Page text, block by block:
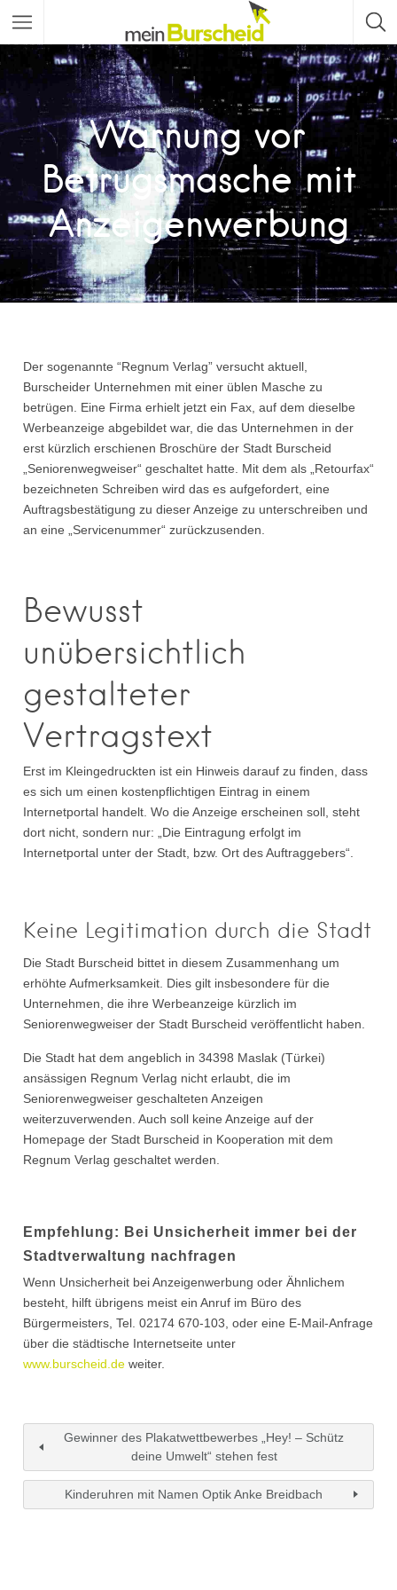
Warnung vor
Betrugsmasche mit
Anzeigenwerbung
Der sogenannte “Regnum Verlag” versucht aktuell,
Burscheider Unternehmen mit einer üblen Masche zu
betrügen. Eine Firma erhielt jetzt ein Fax, auf dem dieselbe
Werbeanzeige abgebildet war, die das Unternehmen in der
erst kürzlich erschienen Broschüre der Stadt Burscheid
„Seniorenwegweiser“ geschaltet hatte. Mit dem als „Retourfax“
bezeichneten Schreiben wird das es aufgefordert, eine
Auftragsbestätigung zu dieser Anzeige zu unterschreiben und
an eine „Servicenummer“ zurückzusenden.
Bewusst
unübersichtlich
gestalteter
Vertragstext
Erst im Kleingedruckten ist ein Hinweis darauf zu finden, dass
es sich um einen kostenpflichtigen Eintrag in einem
Internetportal handelt. Wo die Anzeige erscheinen soll, steht
dort nicht, sondern nur: „Die Eintragung erfolgt im
Internetportal unter der Stadt, bzw. Ort des Auftraggebers“.
Keine Legitimation durch die Stadt
Die Stadt Burscheid bittet in diesem Zusammenhang um
erhöhte Aufmerksamkeit. Dies gilt insbesondere für die
Unternehmen, die ihre Werbeanzeige kürzlich im
Seniorenwegweiser der Stadt Burscheid veröffentlicht haben.
Die Stadt hat dem angeblich in 34398 Maslak (Türkei)
ansässigen Regnum Verlag nicht erlaubt, die im
Seniorenwegweiser geschalteten Anzeigen
weiterzuverwenden. Auch soll keine Anzeige auf der
Homepage der Stadt Burscheid in Kooperation mit dem
Regnum Verlag geschaltet werden.
Empfehlung: Bei Unsicherheit immer bei der
Stadtverwaltung nachfragen
Wenn Unsicherheit bei Anzeigenwerbung oder Ähnlichem
besteht, hilft übrigens meist ein Anruf im Büro des
Bürgermeisters, Tel. 02174 670-103, oder eine E-Mail-Anfrage
über die städtische Internetseite unter
www.burscheid.de weiter.
Gewinner des Plakatwettbewerbes „Hey! – Schütz
deine Umwelt“ stehen fest
Kinderuhren mit Namen Optik Anke Breidbach